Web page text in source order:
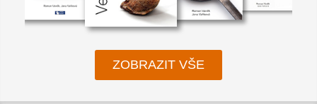
ZOBRAZIT VŠE